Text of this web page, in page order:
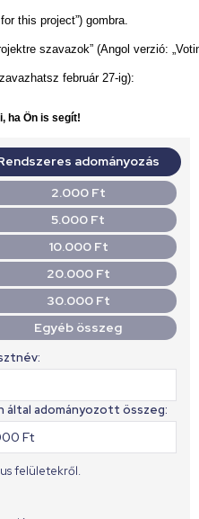
this project”) gombra.
szavazok” (Angol verzió:
február 27-ig):
ha Ön is segít!